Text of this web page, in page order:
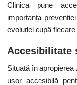
Clinica pune
importanța
evoluției după fiecare
Accesibilitate
Situată în apropierea
ușor accesibilă